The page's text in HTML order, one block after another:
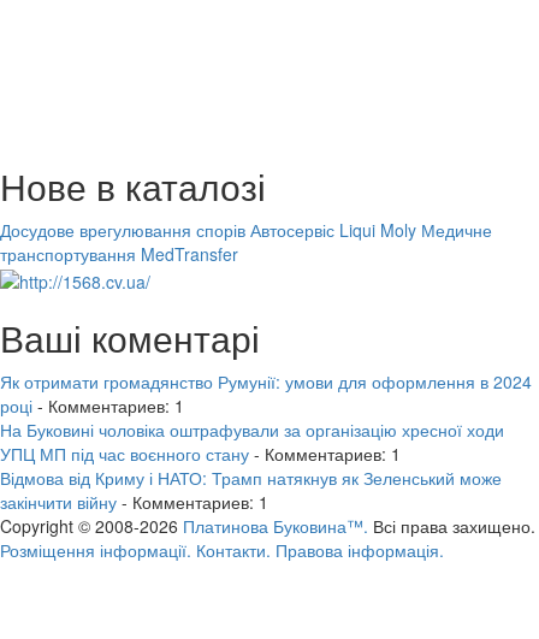
Нове в каталозі
Досудове врегулювання спорів Автосервіс Liqui Moly Медичне
транспортування MedTransfer
Ваші коментарі
Як отримати громадянство Румунії: умови для оформлення в 2024
році - Комментариев: 1
На Буковині чоловіка оштрафували за організацію хресної ходи
УПЦ МП під час воєнного стану - Комментариев: 1
Відмова від Криму і НАТО: Трамп натякнув як Зеленський може
закінчити війну - Комментариев: 1
Copyright © 2008-2026 Платинова Буковина™. Всі права захищено.
Розміщення інформації. Контакти. Правова інформація.